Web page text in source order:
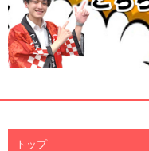
トップ